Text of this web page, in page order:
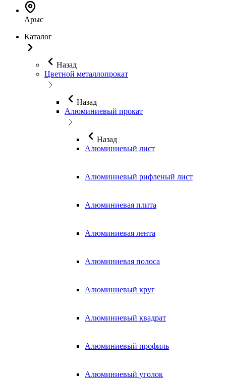
Арыс
Каталог
Назад
Цветной металлопрокат
Назад
Алюминиевый прокат
Назад
Алюминиевый лист
Алюминиевый рифленый лист
Алюминиевая плита
Алюминиевая лента
Алюминиевая полоса
Алюминиевый круг
Алюминиевый квадрат
Алюминиевый профиль
Алюминиевый уголок